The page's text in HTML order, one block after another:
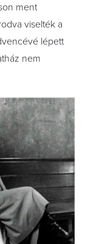
ment
viselték a
lépett
nem